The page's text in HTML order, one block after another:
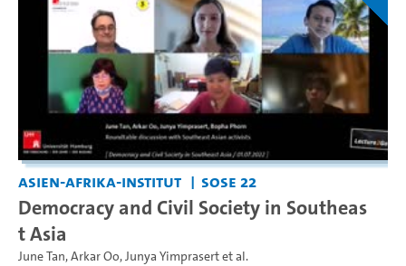
Asien-Afrika-Institut SoSe 22
Democracy and Civil Society in Southeas
t Asia
June Tan,Arkar Oo,Junya Yimprasertet al.